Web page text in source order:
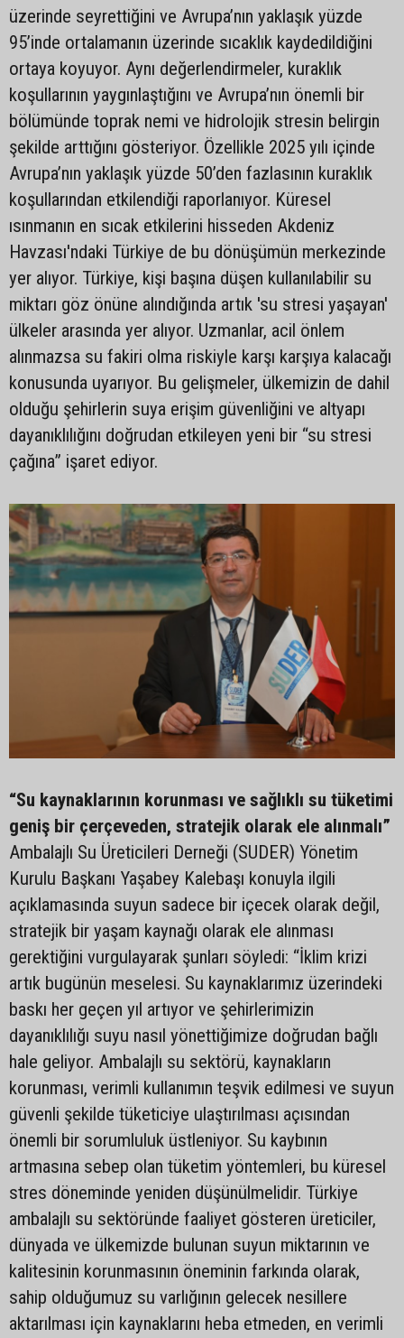
üzerinde seyrettiğini ve Avrupa’nın yaklaşık yüzde
95’inde ortalamanın üzerinde sıcaklık kaydedildiğini
ortaya koyuyor. Aynı değerlendirmeler, kuraklık
koşullarının yaygınlaştığını ve Avrupa’nın önemli bir
bölümünde toprak nemi ve hidrolojik stresin belirgin
şekilde arttığını gösteriyor. Özellikle 2025 yılı içinde
Avrupa’nın yaklaşık yüzde 50’den fazlasının kuraklık
koşullarından etkilendiği raporlanıyor. Küresel
ısınmanın en sıcak etkilerini hisseden Akdeniz
Havzası'ndaki Türkiye de bu dönüşümün merkezinde
yer alıyor. Türkiye, kişi başına düşen kullanılabilir su
miktarı göz önüne alındığında artık 'su stresi yaşayan'
ülkeler arasında yer alıyor. Uzmanlar, acil önlem
alınmazsa su fakiri olma riskiyle karşı karşıya kalacağı
konusunda uyarıyor. Bu gelişmeler, ülkemizin de dahil
olduğu şehirlerin suya erişim güvenliğini ve altyapı
dayanıklılığını doğrudan etkileyen yeni bir “su stresi
çağına” işaret ediyor.
“Su kaynaklarının korunması ve sağlıklı su tüketimi
geniş bir çerçeveden, stratejik olarak ele alınmalı”
Ambalajlı Su Üreticileri Derneği (SUDER) Yönetim
Kurulu Başkanı Yaşabey Kalebaşı konuyla ilgili
açıklamasında suyun sadece bir içecek olarak değil,
stratejik bir yaşam kaynağı olarak ele alınması
gerektiğini vurgulayarak şunları söyledi: “İklim krizi
artık bugünün meselesi. Su kaynaklarımız üzerindeki
baskı her geçen yıl artıyor ve şehirlerimizin
dayanıklılığı suyu nasıl yönettiğimize doğrudan bağlı
hale geliyor. Ambalajlı su sektörü, kaynakların
korunması, verimli kullanımın teşvik edilmesi ve suyun
güvenli şekilde tüketiciye ulaştırılması açısından
önemli bir sorumluluk üstleniyor. Su kaybının
artmasına sebep olan tüketim yöntemleri, bu küresel
stres döneminde yeniden düşünülmelidir. Türkiye
ambalajlı su sektöründe faaliyet gösteren üreticiler,
dünyada ve ülkemizde bulunan suyun miktarının ve
kalitesinin korunmasının öneminin farkında olarak,
sahip olduğumuz su varlığının gelecek nesillere
aktarılması için kaynaklarını heba etmeden, en verimli